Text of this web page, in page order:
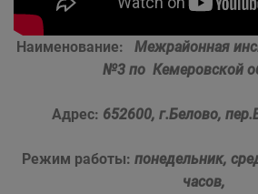
Наименование:
Межрайонная
№3 по Кемеровской
Адрес: 652600, г.Белово,
Режим работы: понедельник,
часов,